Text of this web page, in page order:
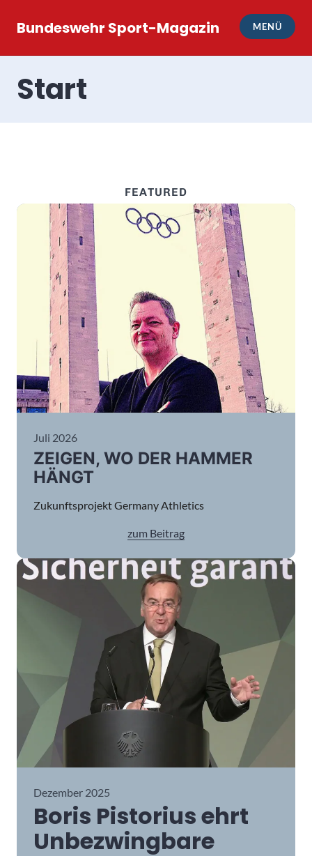
InhaltBundeswehr Sport-Magazin MENÜ
Start
FEATURED
Juli 2026
ZEIGEN, WO DER HAMMER
HÄNGT
Zukunftsprojekt Germany Athletics
zum Beitrag
Dezember 2025
Boris Pistorius ehrt
Unbezwingbare